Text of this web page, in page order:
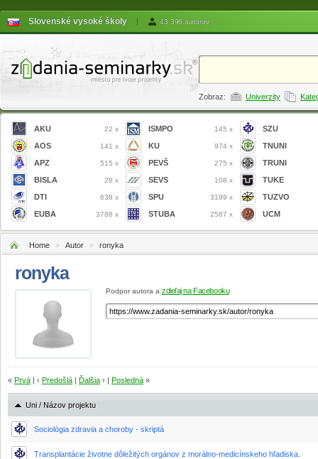
Slovenské vysoké školy | 43 396 autorov
Zobraz: Univerzity
AKU 22 x
AOS 141 x
APZ 515 x
BISLA 28 x
DTI 638 x
EUBA 3788 x
ISMPO 145 x
KU 974 x
PEVŠ 275 x
SEVS 108 x
SPU 3199 x
STUBA 2587 x
SZU
TNUNI
TRUNI
TUKE
TUZVO
UCM
Home » Autor » ronyka
ronyka
Podpor autora a zdieľaj na Facebooku
« Prvá | ‹ Predošlá | Ďalšia › | Posledná »
Uni / Názov projektu
Sociológia zdravia a choroby - skriptá
Transplantácie životne dôležitých orgánov z morálno-medicínskeho hľadiska.